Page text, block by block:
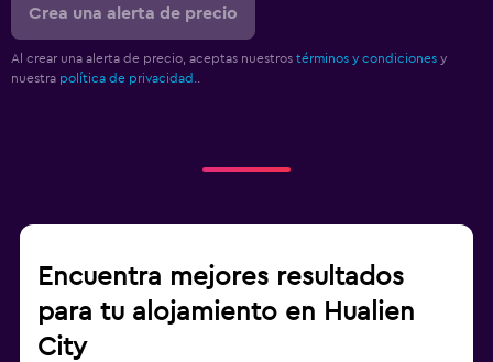
Crea una alerta de precio
Al crear una alerta de precio, aceptas nuestros términos y condiciones y
nuestra política de privacidad.
Encuentra mejores resultados
para tu alojamiento en Hualien
City